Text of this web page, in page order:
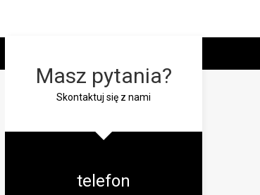
Masz pytania?
Skontaktuj się z nami
telefon